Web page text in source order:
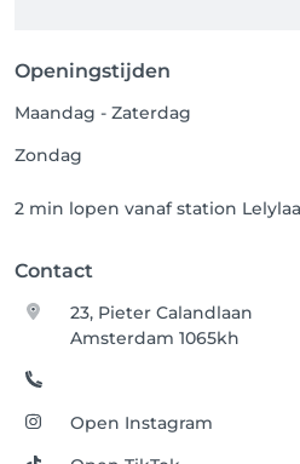
Openingstijden
Maandag - Zaterdag
Zondag
2 min lopen vanaf station
Contact
23, Pieter Calandlaan
Amsterdam 1065kh
Open Instagram